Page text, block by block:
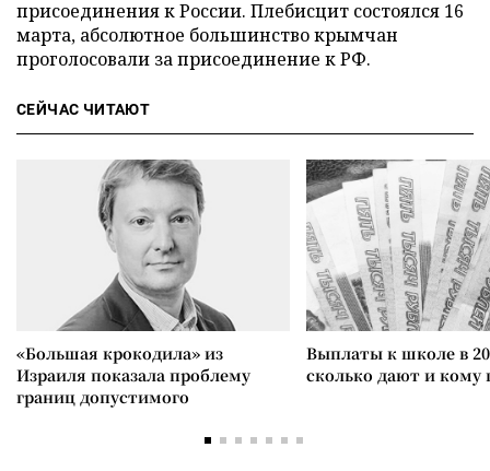
присоединения к России. Плебисцит состоялся 16
марта, абсолютное большинство крымчан
проголосовали за присоединение к РФ.
СЕЙЧАС ЧИТАЮТ
«Большая крокодила» из
Израиля показала проблему
границ допустимого
Выплаты к школе в
сколько дают и